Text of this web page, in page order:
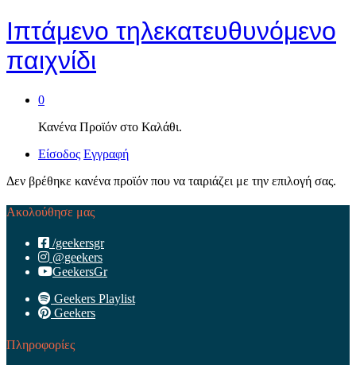
Ιπτάμενο τηλεκατευθυνόμενο
παιχνίδι
0
Κανένα Προϊόν στο Καλάθι.
Είσοδος Εγγραφή
Δεν βρέθηκε κανένα προϊόν που να ταιριάζει με την επιλογή σας.
Ακολούθησε μας
/geekersgr
@geekers
GeekersGr
Geekers Playlist
Geekers
Πληροφορίες